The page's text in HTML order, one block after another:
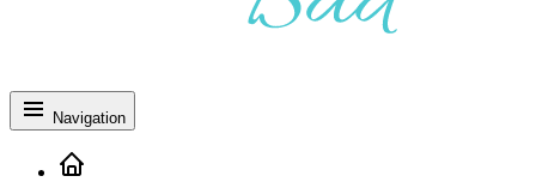
Navigation